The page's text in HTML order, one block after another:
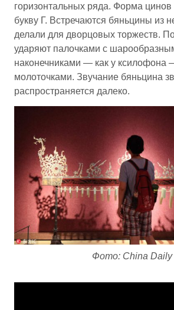
горизонтальных ряда. Форма
букву Г. Встречаются бяньцины из
делали для дворцовых торжеств.
ударяют палочками с
наконечниками — как у ксилофона
молоточками. Звучание бяньцина
распространяется далеко.
Фото: China Daily